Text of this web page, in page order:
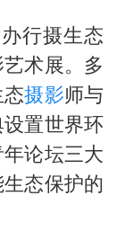
“准2万亿”之城点名支持三所大学
大文旅城
鹏不意外
国建设
行摄生态
术展。多
摄影师与
置世界环
论坛三大
态保护的